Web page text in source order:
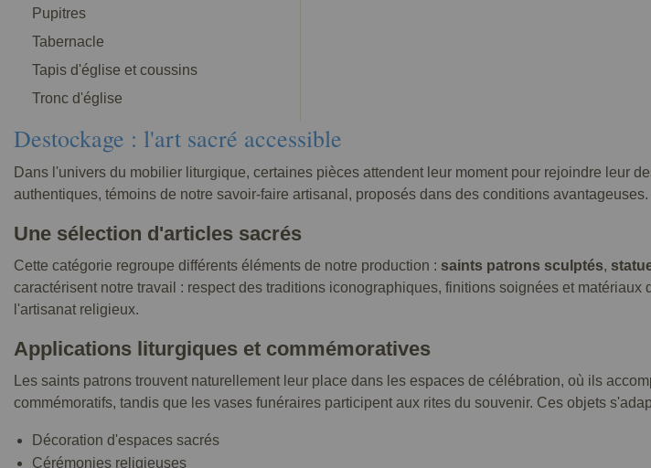
Pupitres
Tabernacle
Tapis d'église et coussins
Tronc d'église
Destockage : l'art sacré accessible
Dans l'univers du mobilier liturgique, certaines pièces attendent leur moment pour rejoindre leur
authentiques, témoins de notre savoir-faire artisanal, proposés dans des conditions avantageuses.
Une sélection d'articles sacrés
Cette catégorie regroupe différents éléments de notre production : saints patrons sculptés,
caractérisent notre travail : respect des traditions iconographiques, finitions soignées et
l'artisanat religieux.
Applications liturgiques et commémoratives
Les saints patrons trouvent naturellement leur place dans les espaces de célébration, où ils
commémoratifs, tandis que les vases funéraires participent aux rites du souvenir. Ces objets
Décoration d'espaces sacrés
Cérémonies religieuses